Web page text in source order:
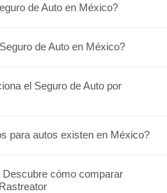
de Auto en México?
de Auto en México?
el Seguro de Auto por
para autos existen en México?
cómo comparar